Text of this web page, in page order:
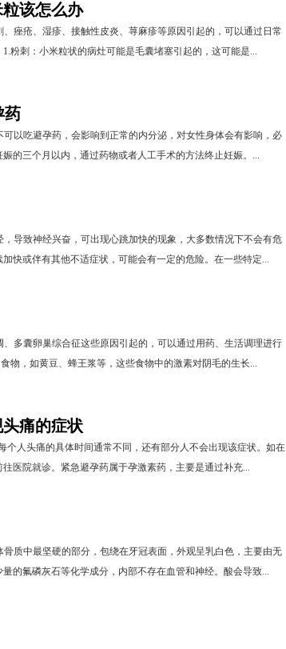
该怎么办
痤疮、湿疹、接触性皮炎、荨麻疹等原因引起的，可以通过日常
粉刺：小米粒状的病灶可能是毛囊堵塞引起的，这可能是...
药
以吃避孕药，会影响到正常的内分泌，对女性身体会有影响，必
的三个月以内，通过药物或者人工手术的方法终止妊娠。...
导致神经兴奋，可出现心跳加快的现象，大多数情况下不会有危
快或伴有其他不适症状，可能会有一定的危险。在一些特定...
多囊卵巢综合征这些原因引起的，可以通过用药、生活调理进行
物，如黄豆、蜂王浆等，这些食物中的激素对阴毛的生长...
痛的症状
个人头痛的具体时间通常不同，还有部分人不会出现该症状。如在
医院就诊。紧急避孕药属于孕激素药，主要是通过补充...
质中最坚硬的部分，包绕在牙冠表面，外观呈乳白色，主要由无
的氟磷灰石等化学成分，内部不存在血管和神经。酸会导致...